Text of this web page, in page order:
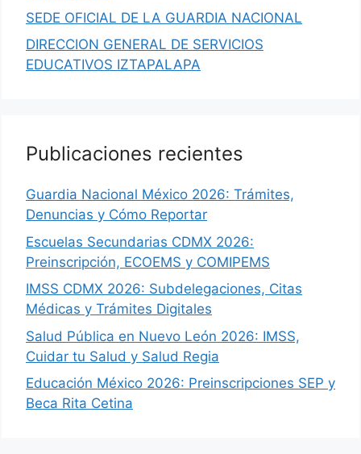
SEDE OFICIAL DE LA GUARDIA NACIONAL
DIRECCION GENERAL DE SERVICIOS
EDUCATIVOS IZTAPALAPA
Publicaciones recientes
Guardia Nacional México 2026: Trámites,
Denuncias y Cómo Reportar
Escuelas Secundarias CDMX 2026:
Preinscripción, ECOEMS y COMIPEMS
IMSS CDMX 2026: Subdelegaciones, Citas
Médicas y Trámites Digitales
Salud Pública en Nuevo León 2026: IMSS,
Cuidar tu Salud y Salud Regia
Educación México 2026: Preinscripciones SEP y
Beca Rita Cetina